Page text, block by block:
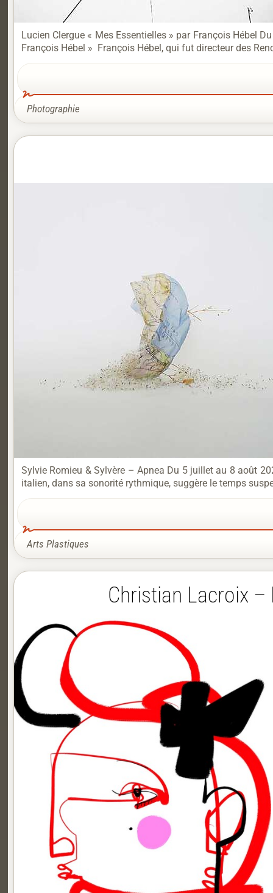
Lucien Clergue « Mes Essentielles » par François Hébel
François Hébel » François Hébel, qui fut directeur des
Photographie
Sylvie Romieu & Sylvère – Apnea Du 5 juillet au 8 août
italien, dans sa sonorité rythmique, suggère le temps
Arts Plastiques
Christian Lacroix –